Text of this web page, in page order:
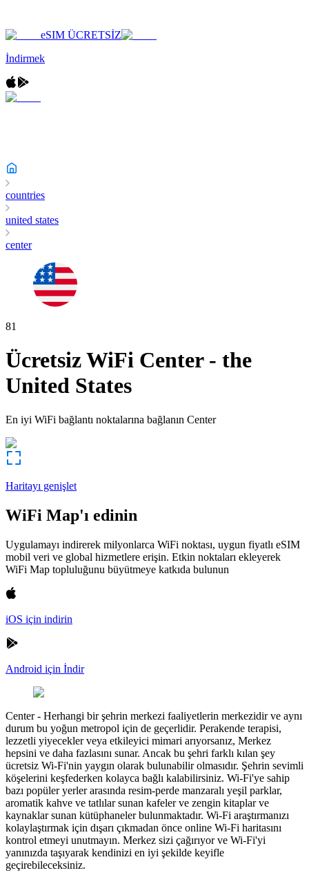
eSIM ÜCRETSİZ
İndirmek
countries
united states
center
81
Ücretsiz WiFi Center- the
United States
En iyi WiFi bağlantı noktalarına bağlanın Center
Haritayı genişlet
WiFi Map'ı edinin
Uygulamayı indirerek milyonlarca WiFi noktası, uygun fiyatlı eSIM
mobil veri ve global hizmetlere erişin. Etkin noktaları ekleyerek
WiFi Map topluluğunu büyütmeye katkıda bulunun
iOS için indirin
Android için İndir
Center- Herhangi bir şehrin merkezi faaliyetlerin merkezidir ve aynı
durum bu yoğun metropol için de geçerlidir. Perakende terapisi,
lezzetli yiyecekler veya etkileyici mimari arıyorsanız, Merkez
hepsini ve daha fazlasını sunar. Ancak bu şehri farklı kılan şey
ücretsiz Wi-Fi'nin yaygın olarak bulunabilir olmasıdır. Şehrin sevimli
köşelerini keşfederken kolayca bağlı kalabilirsiniz. Wi-Fi'ye sahip
bazı popüler yerler arasında resim-perde manzaralı yeşil parklar,
aromatik kahve ve tatlılar sunan kafeler ve zengin kitaplar ve
kaynaklar sunan kütüphaneler bulunmaktadır. Wi-Fi araştırmanızı
kolaylaştırmak için dışarı çıkmadan önce online Wi-Fi haritasını
kontrol etmeyi unutmayın. Merkez sizi çağırıyor ve Wi-Fi'yi
yanınızda taşıyarak kendinizi en iyi şekilde keyifle
geçirebileceksiniz.